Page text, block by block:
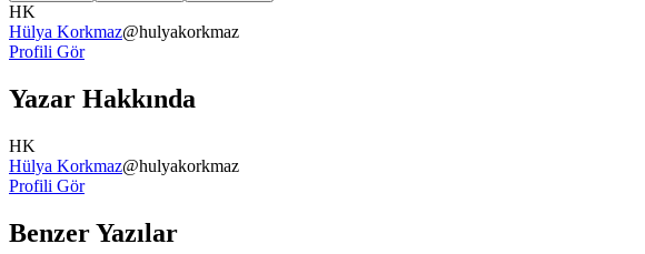
HK
Hülya Korkmaz@hulyakorkmaz
Profili Gör
Yazar Hakkında
HK
Hülya Korkmaz@hulyakorkmaz
Profili Gör
Benzer Yazılar